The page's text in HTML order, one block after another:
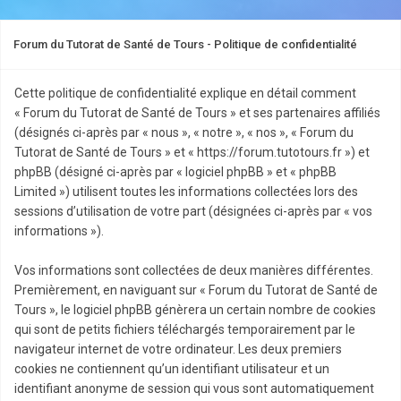
Forum du Tutorat de Santé de Tours - Politique de confidentialité
Cette politique de confidentialité explique en détail comment
« Forum du Tutorat de Santé de Tours » et ses partenaires affiliés
(désignés ci-après par « nous », « notre », « nos », « Forum du
Tutorat de Santé de Tours » et « https://forum.tutotours.fr ») et
phpBB (désigné ci-après par « logiciel phpBB » et « phpBB
Limited ») utilisent toutes les informations collectées lors des
sessions d’utilisation de votre part (désignées ci-après par « vos
informations »).
Vos informations sont collectées de deux manières différentes.
Premièrement, en naviguant sur « Forum du Tutorat de Santé de
Tours », le logiciel phpBB génèrera un certain nombre de cookies
qui sont de petits fichiers téléchargés temporairement par le
navigateur internet de votre ordinateur. Les deux premiers
cookies ne contiennent qu’un identifiant utilisateur et un
identifiant anonyme de session qui vous sont automatiquement